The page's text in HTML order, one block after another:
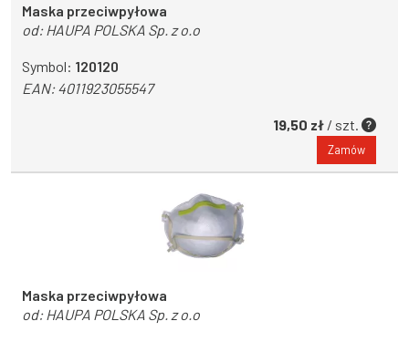
Maska przeciwpyłowa
od: HAUPA POLSKA Sp. z o.o
Symbol: 120120
EAN:4011923055547
19,50 zł / szt.
Zamów
Maska przeciwpyłowa
od: HAUPA POLSKA Sp. z o.o